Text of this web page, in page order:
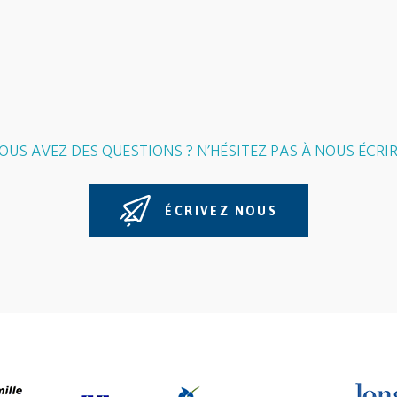
AVEZ DES QUESTIONS ? N’HÉSITEZ PAS À NOUS
ÉCRIVEZ NOUS